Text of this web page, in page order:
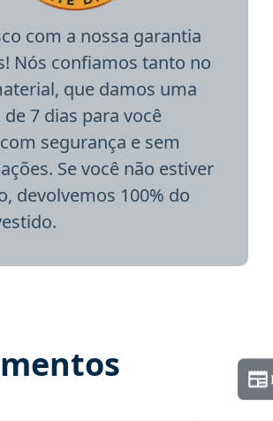
com a nossa garantia
Nós confiamos tanto no
que damos uma
7 dias para você
segurança e sem
Se você não estiver
devolvemos 100% do